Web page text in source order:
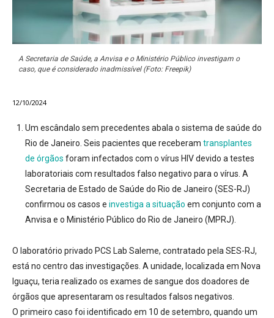
A Secretaria de Saúde, a Anvisa e o Ministério Público investigam o
caso, que é considerado inadmissível (Foto: Freepik)
12/10/2024
Um escândalo sem precedentes abala o sistema de saúde do
Rio de Janeiro. Seis pacientes que receberam transplantes
de órgãos foram infectados com o vírus HIV devido a testes
laboratoriais com resultados falso negativo para o vírus. A
Secretaria de Estado de Saúde do Rio de Janeiro (SES-RJ)
confirmou os casos e investiga a situação em conjunto com a
Anvisa e o Ministério Público do Rio de Janeiro (MPRJ).
O laboratório privado PCS Lab Saleme, contratado pela SES-RJ,
está no centro das investigações. A unidade, localizada em Nova
Iguaçu, teria realizado os exames de sangue dos doadores de
órgãos que apresentaram os resultados falsos negativos.
O primeiro caso foi identificado em 10 de setembro, quando um